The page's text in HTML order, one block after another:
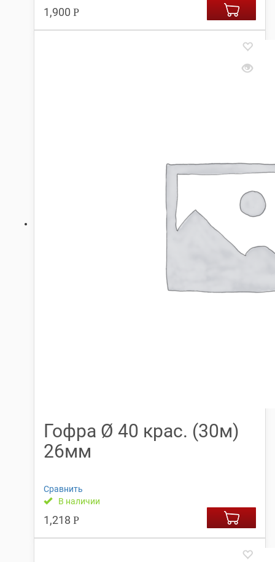
1,900 Р
Гофра Ø 40 крас. (30м)
26мм
Сравнить
В наличии
1,218 Р